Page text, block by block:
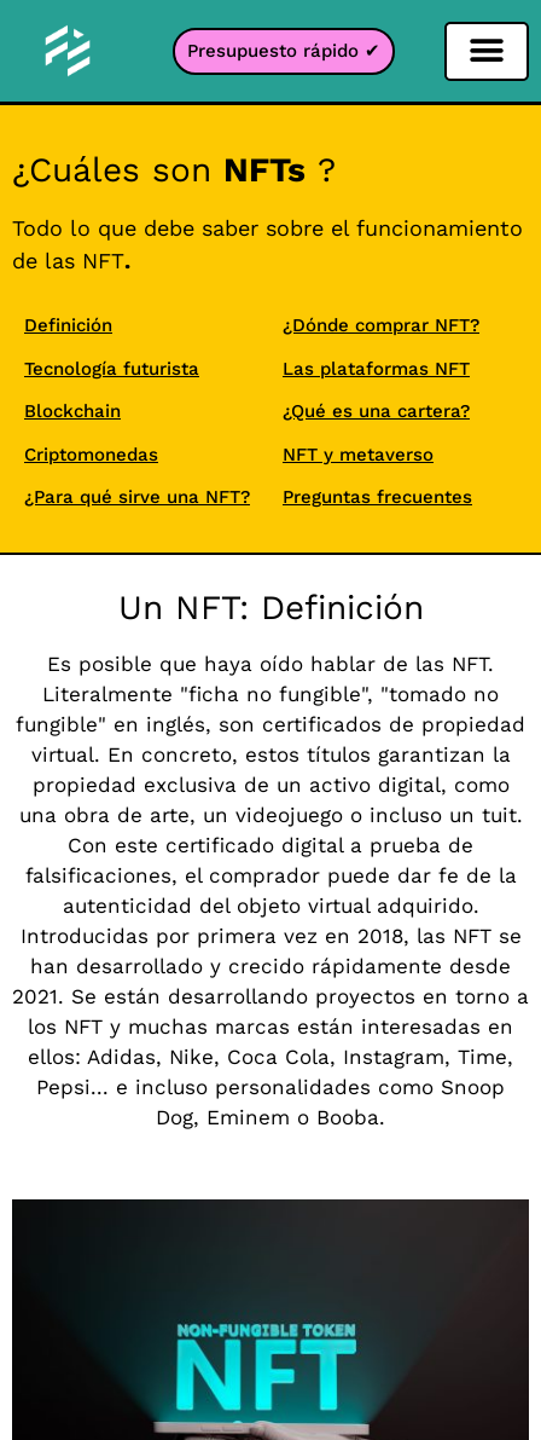
Presupuesto rápido ✔
¿Cuáles son NFTs ?
Todo lo que debe saber sobre el funcionamiento
de las NFT.
Definición
Tecnología futurista
Blockchain
Criptomonedas
¿Para qué sirve una NFT?
¿Dónde comprar NFT?
Las plataformas NFT
¿Qué es una cartera?
NFT y metaverso
Preguntas frecuentes
Un NFT: Definición
Es posible que haya oído hablar de las NFT.
Literalmente "ficha no fungible", "tomado no
fungible" en inglés, son certificados de propiedad
virtual. En concreto, estos títulos garantizan la
propiedad exclusiva de un activo digital, como
una obra de arte, un videojuego o incluso un tuit.
Con este certificado digital a prueba de
falsificaciones, el comprador puede dar fe de la
autenticidad del objeto virtual adquirido.
Introducidas por primera vez en 2018, las NFT se
han desarrollado y crecido rápidamente desde
2021. Se están desarrollando proyectos en torno a
los NFT y muchas marcas están interesadas en
ellos: Adidas, Nike, Coca Cola, Instagram, Time,
Pepsi... e incluso personalidades como Snoop
Dog, Eminem o Booba.